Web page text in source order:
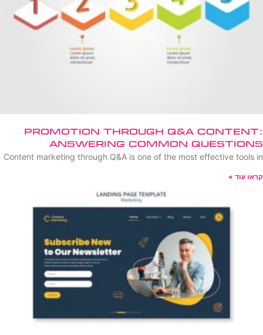
Promotion Through Q&A Content:
Answering Common Questions
Content marketing through Q&A is one of the most effective tools in
קראו עוד »